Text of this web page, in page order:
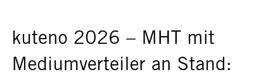
kuteno 2026 – MHT mit
Mediumverteiler an Stand: